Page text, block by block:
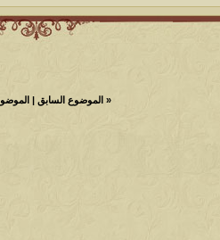
« الموضوع السابق |